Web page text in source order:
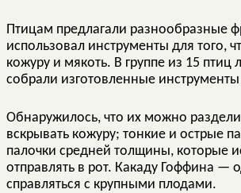
Птицам предлагали разнообразные
использовал инструменты для того,
кожуру и мякоть. В группе из 15
собрали изготовленные
Обнаружилось, что их можно
вскрывать кожуру; тонкие и острые
палочки средней толщины, которые
отправлять в рот. Какаду Гоффина —
справляться с крупными плодами.